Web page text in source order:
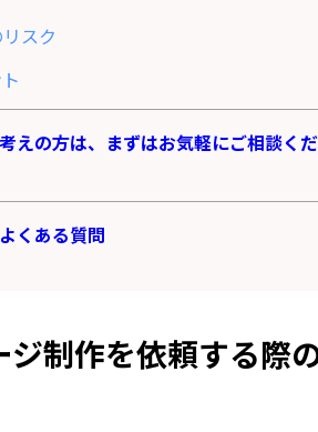
スク
えの方は、まずはお気軽にご相談く
くある質問
制作を依頼する際